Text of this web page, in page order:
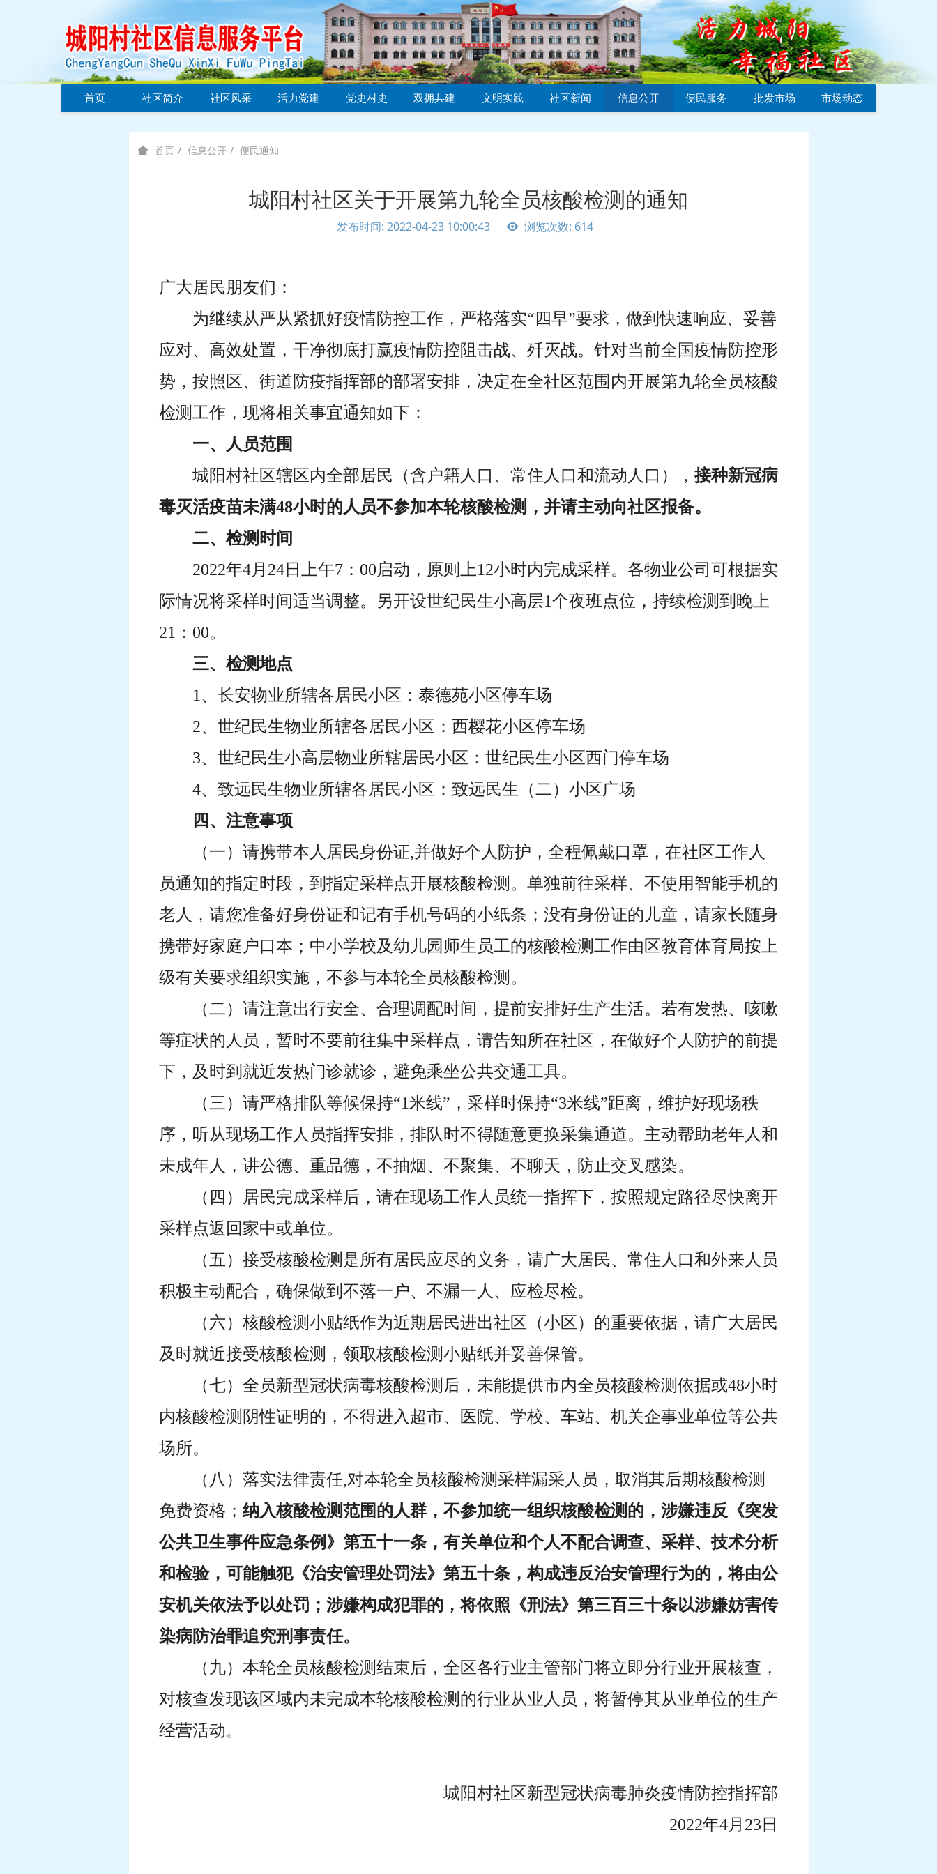
首页 社区简介 社区风采 活力党建 党史村史 双拥共建 文明实践 社区新闻 信息公开 便民服务 批发市场 市场动态
首页 信息公开 便民通知
城阳村社区关于开展第九轮全员核酸检测的通知
发布时间: 2022-04-23 10:00:43 浏览次数: 614
广大居民朋友们：
为继续从严从紧抓好疫情防控工作，严格落实“四早”要求，做到快速响应、妥善
应对、高效处置，干净彻底打赢疫情防控阻击战、歼灭战。针对当前全国疫情防控形
势，按照区、街道防疫指挥部的部署安排，决定在全社区范围内开展第九轮全员核酸
检测工作，现将相关事宜通知如下：
一、人员范围
城阳村社区辖区内全部居民（含户籍人口、常住人口和流动人口），接种新冠病
毒灭活疫苗未满48小时的人员不参加本轮核酸检测，并请主动向社区报备。
二、检测时间
2022年4月24日上午7：00启动，原则上12小时内完成采样。各物业公司可根据实
际情况将采样时间适当调整。另开设世纪民生小高层1个夜班点位，持续检测到晚上
21：00。
三、检测地点
1、长安物业所辖各居民小区：泰德苑小区停车场
2、世纪民生物业所辖各居民小区：西樱花小区停车场
3、世纪民生小高层物业所辖居民小区：世纪民生小区西门停车场
4、致远民生物业所辖各居民小区：致远民生（二）小区广场
四、注意事项
（一）请携带本人居民身份证,并做好个人防护，全程佩戴口罩，在社区工作人
员通知的指定时段，到指定采样点开展核酸检测。单独前往采样、不使用智能手机的
老人，请您准备好身份证和记有手机号码的小纸条；没有身份证的儿童，请家长随身
携带好家庭户口本；中小学校及幼儿园师生员工的核酸检测工作由区教育体育局按上
级有关要求组织实施，不参与本轮全员核酸检测。
（二）请注意出行安全、合理调配时间，提前安排好生产生活。若有发热、咳嗽
等症状的人员，暂时不要前往集中采样点，请告知所在社区，在做好个人防护的前提
下，及时到就近发热门诊就诊，避免乘坐公共交通工具。
（三）请严格排队等候保持“1米线”，采样时保持“3米线”距离，维护好现场秩
序，听从现场工作人员指挥安排，排队时不得随意更换采集通道。主动帮助老年人和
未成年人，讲公德、重品德，不抽烟、不聚集、不聊天，防止交叉感染。
（四）居民完成采样后，请在现场工作人员统一指挥下，按照规定路径尽快离开
采样点返回家中或单位。
（五）接受核酸检测是所有居民应尽的义务，请广大居民、常住人口和外来人员
积极主动配合，确保做到不落一户、不漏一人、应检尽检。
（六）核酸检测小贴纸作为近期居民进出社区（小区）的重要依据，请广大居民
及时就近接受核酸检测，领取核酸检测小贴纸并妥善保管。
（七）全员新型冠状病毒核酸检测后，未能提供市内全员核酸检测依据或48小时
内核酸检测阴性证明的，不得进入超市、医院、学校、车站、机关企事业单位等公共
场所。
（八）落实法律责任,对本轮全员核酸检测采样漏采人员，取消其后期核酸检测
免费资格； 纳入核酸检测范围的人群，不参加统一组织核酸检测的，涉嫌违反《突发
公共卫生事件应急条例》第五十一条，有关单位和个人不配合调查、采样、技术分析
和检验，可能触犯《治安管理处罚法》第五十条，构成违反治安管理行为的，将由公
安机关依法予以处罚；涉嫌构成犯罪的，将依照《刑法》第三百三十条以涉嫌妨害传
染病防治罪追究刑事责任。
（九）本轮全员核酸检测结束后，全区各行业主管部门将立即分行业开展核查，
对核查发现该区域内未完成本轮核酸检测的行业从业人员，将暂停其从业单位的生产
经营活动。
城阳村社区新型冠状病毒肺炎疫情防控指挥部
2022年4月23日